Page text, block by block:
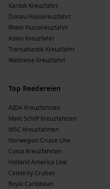
Karibik Kreuzfahrt
Donau Flusskreuzfahrt
Rhein Flusskreuzfahrt
Asien Kreuzfahrt
Transatlantik Kreuzfahrt
Weltreise Kreuzfahrt
Top Reedereien
AIDA Kreuzfahrten
Mein Schiff Kreuzfahrten
MSC Kreuzfahrten
Norwegian Cruise Line
Costa Kreuzfahrten
Holland America Line
Celebrity Cruises
Royal Caribbean